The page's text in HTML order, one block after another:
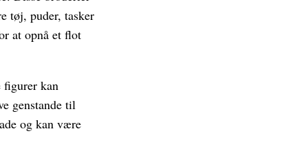
tøj, puder, tasker
at opnå et flot
figurer kan
genstande til
og kan være